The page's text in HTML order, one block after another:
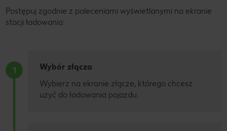
Postępuj zgodnie z poleceniami wyświetlanymi na ekranie
stacji ładowania:
1
Wybór złącza
Wybierz na ekranie złącze, którego chcesz
użyć do ładowania pojazdu.